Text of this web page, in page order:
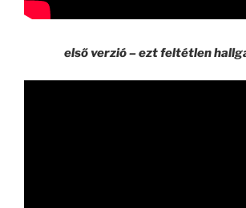
első verzió – ezt feltétlen